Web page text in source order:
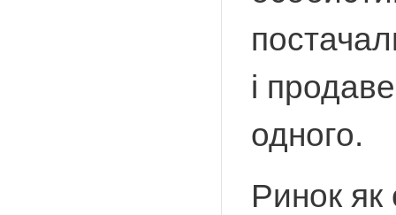
і
одного.
Ринок як